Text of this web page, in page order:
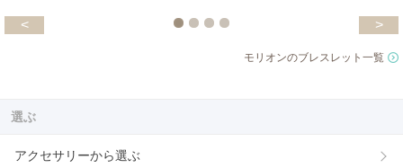
< >
モリオンのブレスレット一覧
選ぶ
アクセサリーから選ぶ